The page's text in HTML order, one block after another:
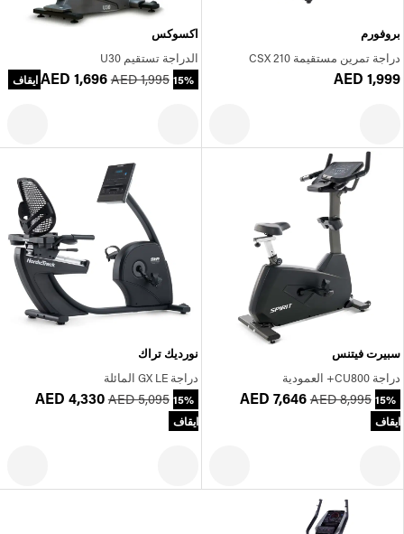
بروفورم
دراجة تمرين مستقيمة 210 CSX
AED 1,999
اكسوكس
الدراجة تستقيم U30
AED 1,696 AED 1,995 15% ايقاف
سبيرت فيتنس
دراجة CU800+ العمودية
AED 7,646 AED 8,995 15%
ايقاف
نورديك تراك
دراجة GX LE المائلة
AED 4,330 AED 5,095 15%
ايقاف